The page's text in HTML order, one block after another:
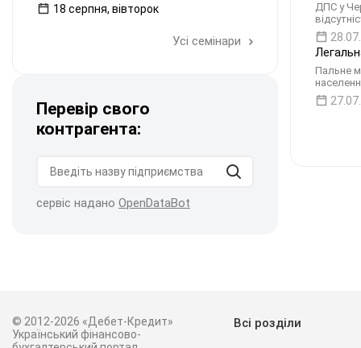
ДПС у
Пальне
18 серпня, вівторок
Усі семінари
Перевір свого
контрагента:
сервіс надано OpenDataBot
© 2012-2026 «Дебет-Кредит»
Український фінансово-
Всі розділи